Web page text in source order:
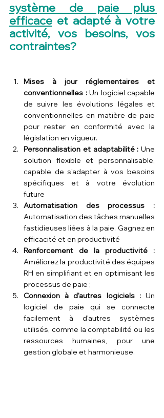
système de paie plus
efficace et adapté à votre
activité, vos besoins, vos
contraintes?
Mises à jour réglementaires et
conventionnelles : Un logiciel capable
de suivre les évolutions légales et
conventionnelles en matière de paie
pour rester en conformité avec la
législation en vigueur.
Personnalisation et adaptabilité : Une
solution flexible et personnalisable,
capable de s'adapter à vos besoins
spécifiques et à votre évolution
future
Automatisation des tâches manuelles
fastidieuses liées à la paie. Gagnez en
efficacité et en productivité
Améliorez la productivité des équipes
RH en simplifiant et en optimisant les
processus de paie ;
Connexion à d'autres logiciels : Un
logiciel de paie qui se connecte
facilement à d'autres systèmes
utilisés, comme la comptabilité ou les
ressources humaines, pour une
gestion globale et harmonieuse.